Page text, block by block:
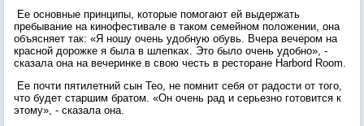
Ее основные принципы, которые помогают ей выдержать
пребывание на кинофестивале в таком семейном положении, она
объясняет так: «Я ношу очень удобную обувь. Вчера вечером на
красной дорожке я была в шлепках. Это было очень удобно», -
сказала она на вечеринке в свою честь в ресторане Harbord Room.
Ее почти пятилетний сын Тео, не помнит себя от радости от того,
что будет старшим братом. «Он очень рад и серьезно готовится к
этому», - сказала она.